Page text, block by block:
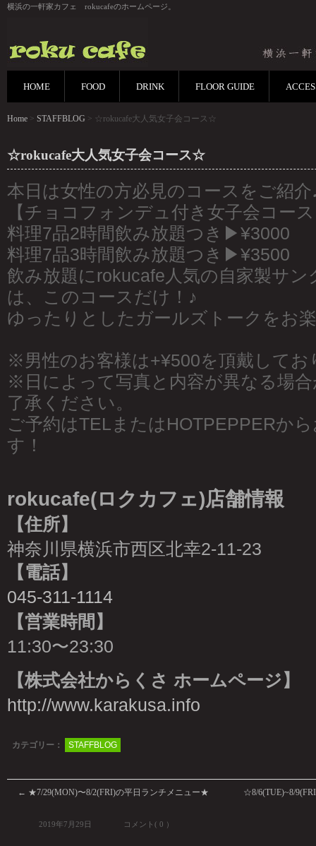
横浜の一軒家カフェ rokucafeのホームページ。
HOME FOOD DRINK FLOOR GUIDE
Home > STAFFBLOG > ☆rokucafe大人気女子会コース☆
☆rokucafe大人気女子会コース☆
本日は女性の方必見のコースをご紹介
【チョコフォンデュ付き女子会コー
料理7品2時間飲み放題つき▶︎¥3000
料理7品3時間飲み放題つき▶︎¥3500
飲み放題にrokucafe人気の自家製サ
は、このコースだけ！♪
ゆったりとしたガールズトークをお
※男性のお客様は+¥500を頂戴してお
※日によって写真と内容が異なる場
了承ください。
ご予約はTELまたはHOTPEPPERか
す！
rokucafe(ロクカフェ)店舗情報
【住所】
神奈川県横浜市西区北幸2-11-23
【電話】
045-311-1114
【営業時間】
11:30〜23:30
【株式会社からくさ ホームページ】
http://www.karakusa.info
カテゴリー： STAFFBLOG
← ★7/29(MON)〜8/2(FRI)の平日ランチメニュー★ ☆8/6(TUE)~8/
2019年7月29日 コメント( 0 ）